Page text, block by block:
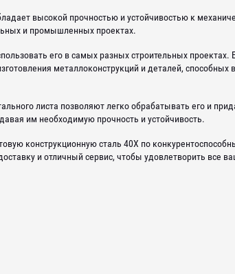
высокой прочностью и устойчивостью к
и промышленных проектах.
его в самых разных строительных проектах.
металлоконструкций и деталей,
листа позволяют легко обрабатывать его и
им необходимую прочность и устойчивость.
конструкционную сталь 40X по
и отличный сервис, чтобы удовлетворить все